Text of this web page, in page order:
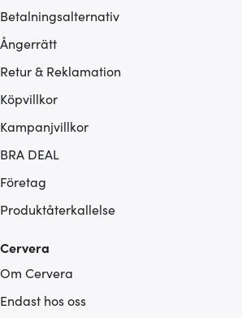
Betalningsalternativ
Ångerrätt
Retur & Reklamation
Köpvillkor
Kampanjvillkor
BRA DEAL
Företag
Produktåterkallelse
Cervera
Om Cervera
Endast hos oss